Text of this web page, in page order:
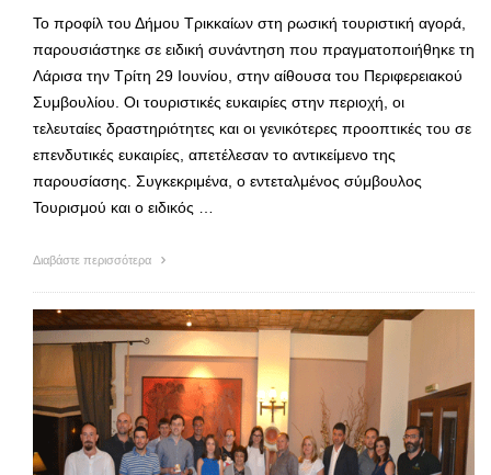
Το προφίλ του Δήμου Τρικκαίων στη ρωσική τουριστική αγορά,
παρουσιάστηκε σε ειδική συνάντηση που πραγματοποιήθηκε τη
Λάρισα την Τρίτη 29 Ιουνίου, στην αίθουσα του Περιφερειακού
Συμβουλίου. Οι τουριστικές ευκαιρίες στην περιοχή, οι
τελευταίες δραστηριότητες και οι γενικότερες προοπτικές του σε
επενδυτικές ευκαιρίες, απετέλεσαν το αντικείμενο της
παρουσίασης. Συγκεκριμένα, ο εντεταλμένος σύμβουλος
Τουρισμού και ο ειδικός …
Διαβάστε περισσότερα